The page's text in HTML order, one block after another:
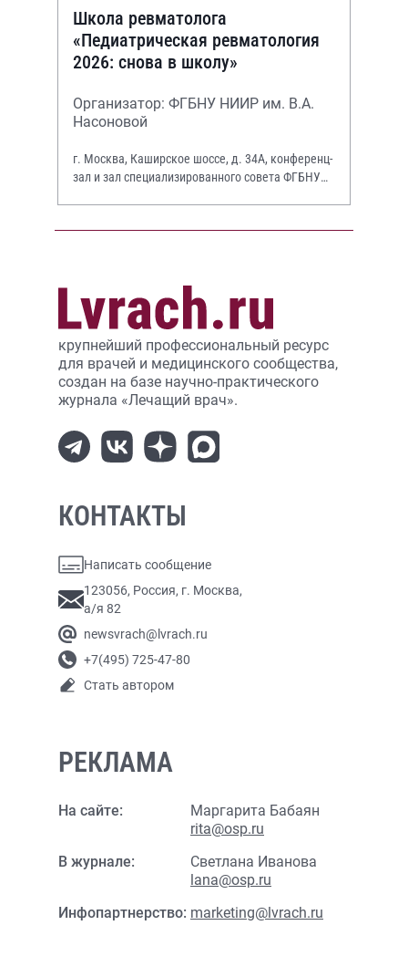
Школа ревматолога
«Педиатрическая ревматология
2026: снова в школу»
Организатор: ФГБНУ НИИР им. В.А.
Насоновой
г. Москва, Каширское шоссе, д. 34А, конференц-
зал и зал специализированного совета ФГБНУ
крупнейший профессиональный ресурс
для врачей и медицинского сообщества,
создан на базе научно-практического
журнала «Лечащий врач».
КОНТАКТЫ
Написать сообщение
123056, Россия, г. Москва,
а/я 82
newsvrach@lvrach.ru
+7(495) 725-47-80
Стать автором
РЕКЛАМА
На сайте:
Маргарита Бабаян
rita@osp.ru
В журнале:
Светлана Иванова
lana@osp.ru
Инфопартнерство: marketing@lvrach.ru